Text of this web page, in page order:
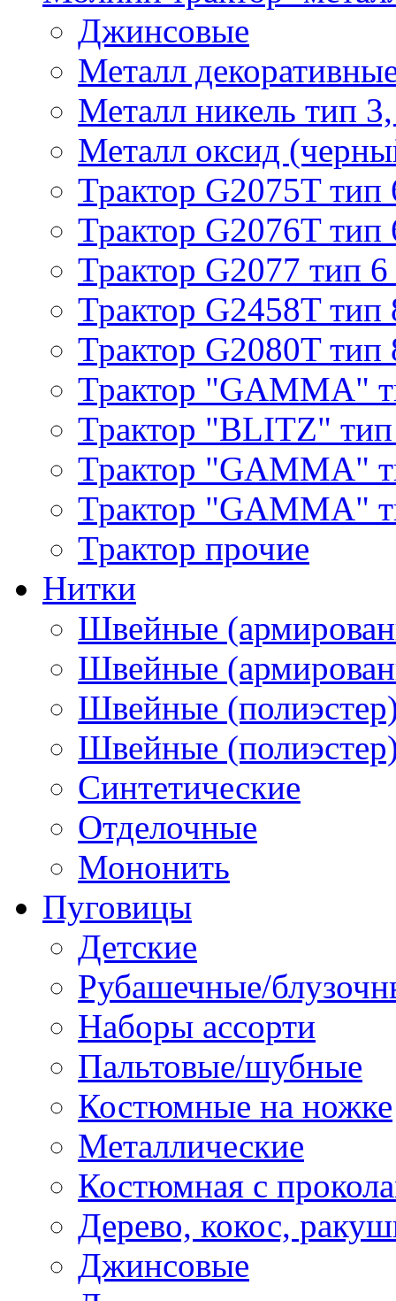
Джинсовые
Металл
Металл никель тип
Металл оксид
Трактор G2075T тип
Трактор G2076T тип
Трактор G2077 тип 6
Трактор G2458T тип
Трактор G2080T тип
Трактор "GAMMA"
Трактор "BLITZ"
Трактор "GAMMA"
Трактор "GAMMA"
Трактор прочие
Нитки
Швейные
Швейные
Швейные
Швейные
Синтетические
Отделочные
Мононить
Пуговицы
Детские
Рубашечные/
Наборы ассорти
Пальтовые/шубные
Костюмные на ножке
Металлические
Костюмная с
Дерево, кокос,
Джинсовые